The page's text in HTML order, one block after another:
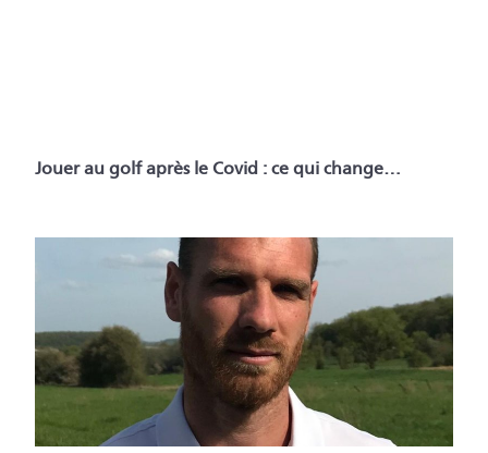
Jouer au golf après le Covid : ce qui change…